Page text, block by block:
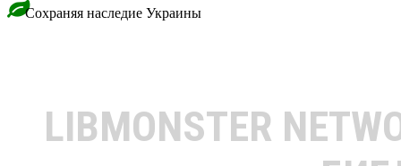
Сохраняя наследие Украины
LIBMONSTER